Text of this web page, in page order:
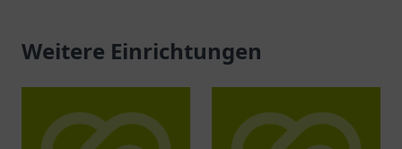
Weitere Einrichtungen